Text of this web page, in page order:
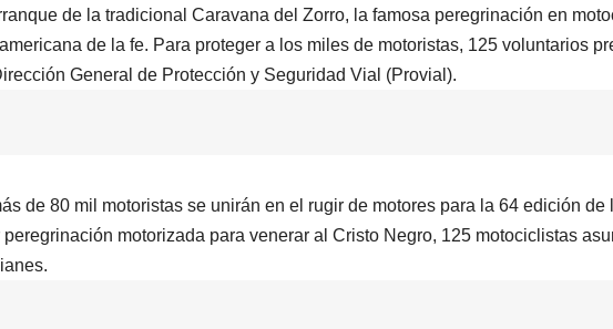
de la tradicional Caravana del Zorro, la famosa peregrinación en
de la fe. Para proteger a los miles de motoristas, 125 voluntarios
General de Protección y Seguridad Vial (Provial).
de 80 mil motoristas se unirán en el rugir de motores para la 64 edición de
motorizada para venerar al Cristo Negro, 125 motociclistas